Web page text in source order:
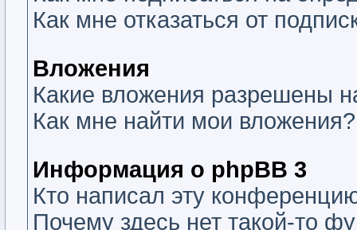
Как мне отказаться от
Вложения
Какие вложения разрешены
Как мне найти мои вложения?
Информация о phpBB 3
Кто написал эту
Почему здесь нет такой-то